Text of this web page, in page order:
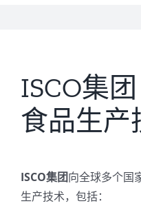
ISCO集
食品生产
ISCO集团向全球多个国
生产技术，包括：